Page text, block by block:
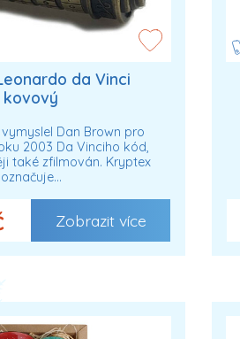
da Vinci
kovový
Dan Brown pro
2003 Da Vinciho kód,
také zfilmován. Kryptex
označuje…
Zobrazit více